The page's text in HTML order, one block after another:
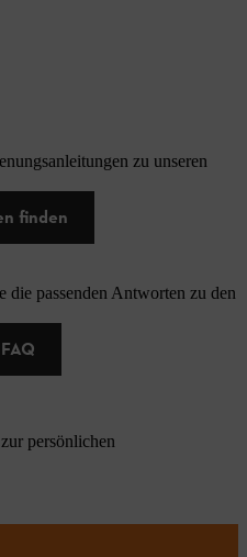
zu unseren
finden
die passenden Antworten zu den
persönlichen